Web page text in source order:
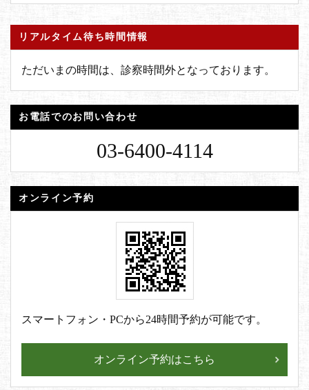
リアルタイム待ち時間情報
ただいまの時間は、診察時間外となっております。
お電話でのお問い合わせ
03-6400-4114
オンライン予約
スマートフォン・PCから24時間予約が可能です。
オンライン予約はこちら